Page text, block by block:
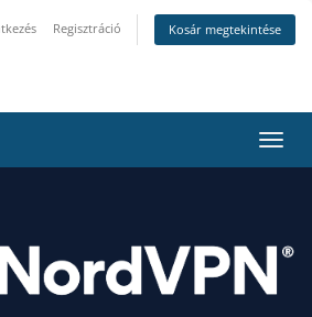
Regisztráció Kosár megtekintése
a